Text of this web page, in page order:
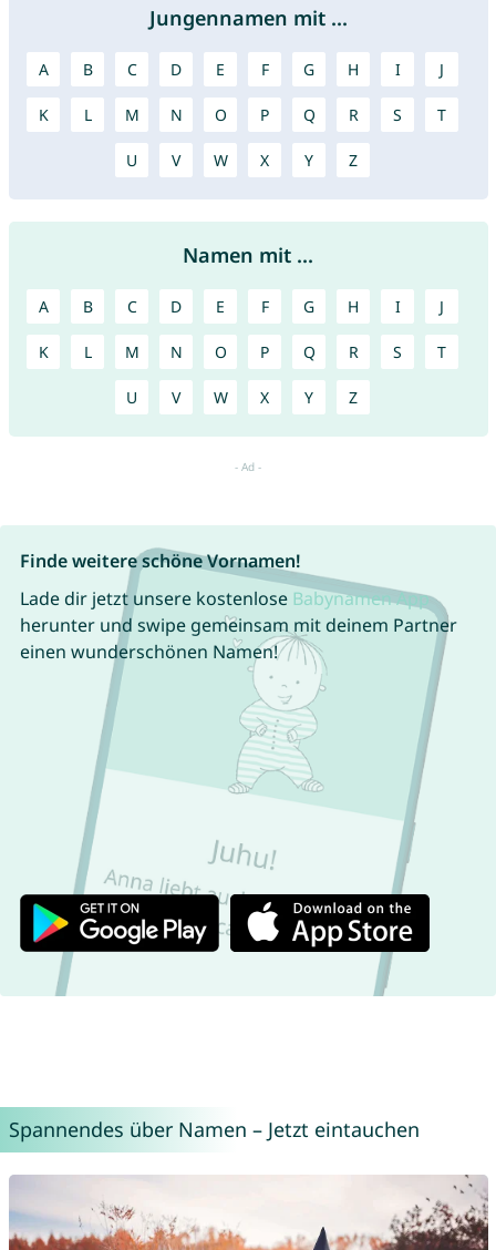
Jungennamen mit ...
A B C D E F G H I J
K L M N O P Q R S T
U V W X Y Z
Namen mit ...
A B C D E F G H I J
K L M N O P Q R S T
U V W X Y Z
Finde weitere schöne Vornamen!
Lade dir jetzt unsere kostenlose Babynamen App
herunter und swipe gemeinsam mit deinem Partner
einen wunderschönen Namen!
Spannendes über Namen – Jetzt eintauchen